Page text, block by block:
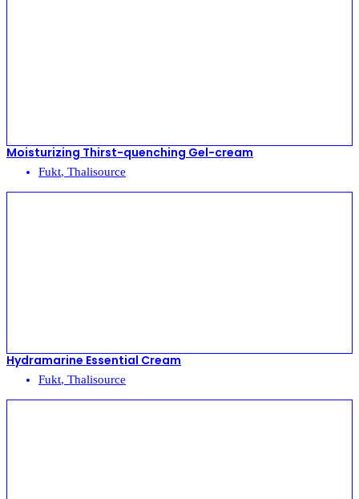
Moisturizing Thirst-quenching Gel-cream
Fukt, Thalisource
Hydramarine Essential Cream
Fukt, Thalisource